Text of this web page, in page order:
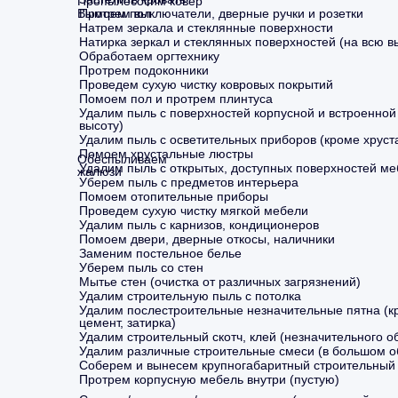
Вымоем пол
Обеспыливаем
жалюзи
Обеспыливаем потолки
Обеспыливаем
осветительные
приборы
(кроме хрустальных)
Моем окно
Натираем вытяжку
Протираем фасады
шкафов
Моем посуду
и раковину
Моем снаружи плиту,
холодильник и вытяжку
Дезинфицируем
поверхности
парогенератором
Моем фасады
кухни
Протрем выключатели, дверные ручки и розетки
Натрем зеркала и стеклянные поверхности
Натирка зеркал и стеклянных поверхностей (на всю
Обработаем оргтехнику
Протрем подоконники
Проведем сухую чистку ковровых покрытий
Помоем пол и протрем плинтуса
Удалим пыль с поверхностей корпусной и
высоту)
Удалим пыль с осветительных приборов (кроме
Помоем хрустальные люстры
Удалим пыль с открытых, доступных поверхностей
Уберем пыль с предметов интерьера
Помоем отопительные приборы
Проведем сухую чистку мягкой мебели
Удалим пыль с карнизов, кондиционеров
Помоем двери, дверные откосы, наличники
Заменим постельное белье
Уберем пыль со стен
Мытье стен (очистка от различных загрязнений)
Удалим строительную пыль с потолка
Удалим послестроительные незначительные пятна
цемент, затирка)
Удалим строительный скотч, клей (незначительного
Удалим различные строительные смеси (в большом
Соберем и вынесем крупногабаритный
Протрем корпусную мебель внутри (пустую)